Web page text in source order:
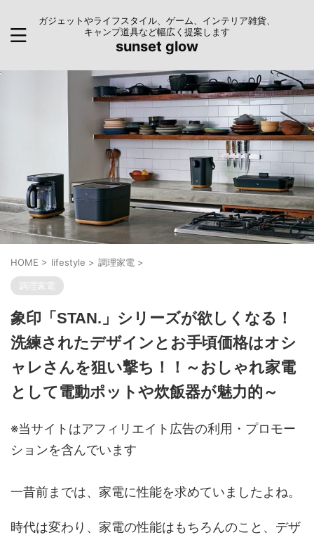
ガジェットやライフスタイル、ゲーム、インテリア雑貨、
キャンプ道具など幅広く提案します
sunset glow
HOME > lifestyle > 調理家電 >
調理家電
象印「STAN.」シリーズが欲しくなる！
洗練されたデザインとお手頃価格はオシ
ャレさんを狙い撃ち！！～おしゃれ家電
として電動ポットや炊飯器が魅力的～
※当サイトはアフィリエイト広告の利用・プロモー
ションを含んでいます
一昔前までは、家電に性能を求めていましたよね。
時代は変わり、家電の性能はもちろんのこと、デザ